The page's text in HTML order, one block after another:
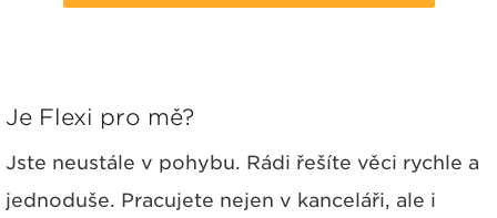
Je Flexi pro mě?
Jste neustále v pohybu. Rádi řešíte věci rychle a
jednoduše. Pracujete nejen v kanceláři, ale i